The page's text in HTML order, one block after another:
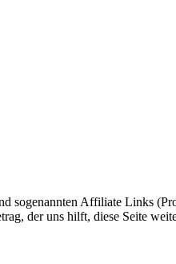
sogenannten Affiliate Links
der uns hilft, diese Seite